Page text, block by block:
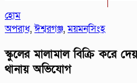
হোম
অপরাধ,ঈশ্বরগঞ্জ,ময়মনসিংহ
স্কুলের মালামাল বিক্রি করে
থানায় অভিযোগ